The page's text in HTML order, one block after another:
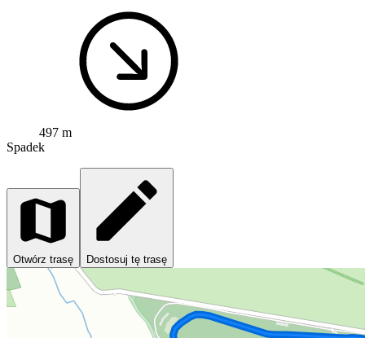
497 m
Spadek
Otwórz trasę Dostosuj tę trasę